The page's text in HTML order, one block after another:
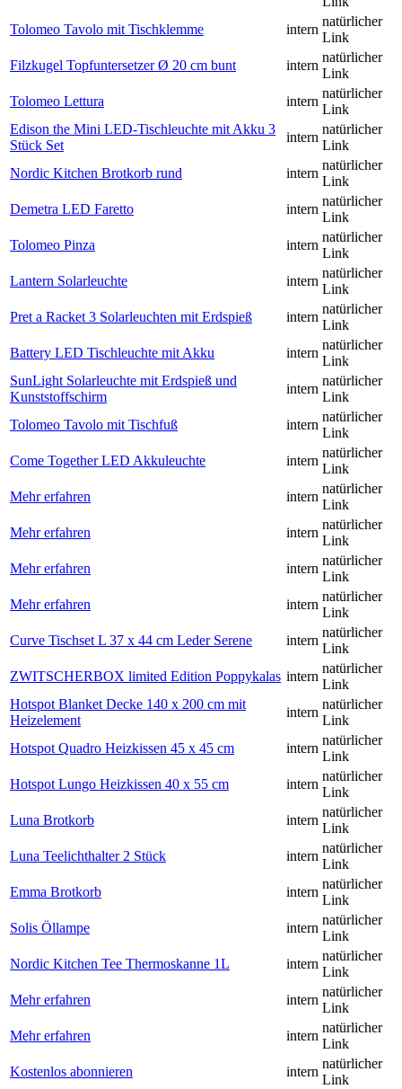
Tolomeo Tavolo mit Tischklemme
intern
natürlicher
Link
Filzkugel Topfuntersetzer Ø 20 cm bunt
intern
natürlicher
Link
Tolomeo Lettura
intern
natürlicher
Link
Edison the Mini LED-Tischleuchte mit Akku 3
Stück Set
intern
natürlicher
Link
Nordic Kitchen Brotkorb rund
intern
natürlicher
Link
Demetra LED Faretto
intern
natürlicher
Link
Tolomeo Pinza
intern
natürlicher
Link
Lantern Solarleuchte
intern
natürlicher
Link
Pret a Racket 3 Solarleuchten mit Erdspieß
intern
natürlicher
Link
Battery LED Tischleuchte mit Akku
intern
natürlicher
Link
SunLight Solarleuchte mit Erdspieß und
Kunststoffschirm
intern
natürlicher
Link
Tolomeo Tavolo mit Tischfuß
intern
natürlicher
Link
Come Together LED Akkuleuchte
intern
natürlicher
Link
Mehr erfahren
intern
natürlicher
Link
Mehr erfahren
intern
natürlicher
Link
Mehr erfahren
intern
natürlicher
Link
Mehr erfahren
intern
natürlicher
Link
Curve Tischset L 37 x 44 cm Leder Serene
intern
natürlicher
Link
ZWITSCHERBOX limited Edition Poppykalas intern
natürlicher
Link
Hotspot Blanket Decke 140 x 200 cm mit
Heizelement
intern
natürlicher
Link
Hotspot Quadro Heizkissen 45 x 45 cm
intern
natürlicher
Link
Hotspot Lungo Heizkissen 40 x 55 cm
intern
natürlicher
Link
Luna Brotkorb
intern
natürlicher
Link
Luna Teelichthalter 2 Stück
intern
natürlicher
Link
Emma Brotkorb
intern
natürlicher
Link
Solis Öllampe
intern
natürlicher
Link
Nordic Kitchen Tee Thermoskanne 1L
intern
natürlicher
Link
Mehr erfahren
intern
natürlicher
Link
Mehr erfahren
intern
natürlicher
Link
Kostenlos abonnieren
intern
natürlicher
Link